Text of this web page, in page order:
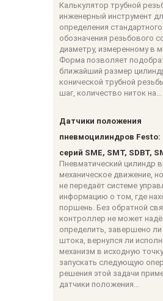
Калькулятор трубной
инженерный инструмент
определения
обозначения резьбового
диаметру, измеренному в
Форма позволяет
ближайший размер
конической трубной
шаг, количество ниток на...
Датчики положения
пневмоцилиндров Festo:
серий SME, SMT, SDBT,
Пневматический цилиндр
механическое движение,
не передаёт системе
информацию о том, где
поршень. Без обратной
контроллер не может
определить, завершено
штока, вернулся ли
механизм в исходную
запускать следующую
решения этой задачи
датчики положения...